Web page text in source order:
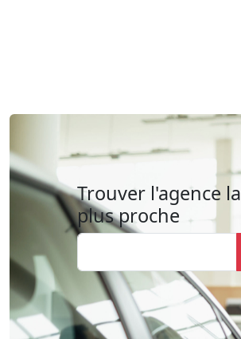
Trouver l'agence la
plus proche